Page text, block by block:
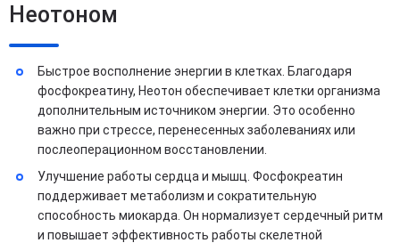
Неотоном
Быстрое восполнение энергии в клетках. Благодаря
фосфокреатину, Неотон обеспечивает клетки организма
дополнительным источником энергии. Это особенно
важно при стрессе, перенесенных заболеваниях или
послеоперационном восстановлении.
Улучшение работы сердца и мышц. Фосфокреатин
поддерживает метаболизм и сократительную
способность миокарда. Он нормализует сердечный ритм
и повышает эффективность работы скелетной